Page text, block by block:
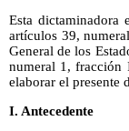
Esta dictaminadora
artículos 39,
General de los
numeral 1, fracción
elaborar el presente
I. Antecedente